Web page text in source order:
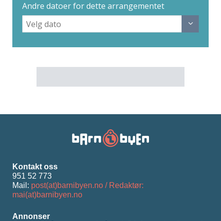
Andre datoer for dette arrangementet
Kontakt oss
951 52 773
Mail: post(at)barnibyen.no / Redaktør:
mai(at)barnibyen.no
Annonser